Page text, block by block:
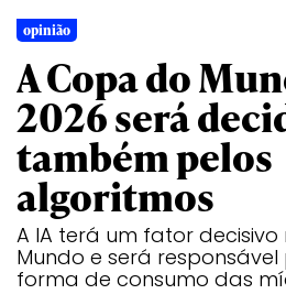
opinião
A Copa do
2026 será
também pelos
algoritmos
A IA terá um fator
Mundo e será
forma de consumo das